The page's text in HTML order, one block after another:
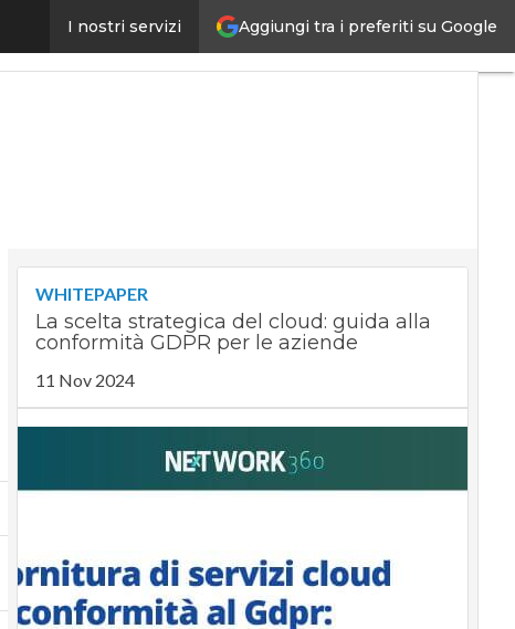
Aggiungi tra i preferiti su Google
I nostri servizi
gli investimentiUltimi
articoli
Digital
artificiale
Videointerviste
CorCom
Podcast
Privacy
WHITEPAPER
La scelta strategica del cloud: guida alla
conformità GDPR per le aziende
11 Nov 2024